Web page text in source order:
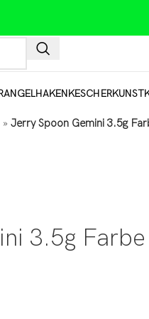
ANGELHAKENKESCHER
» Jerry Spoon Gemini 3.5g
3.5g